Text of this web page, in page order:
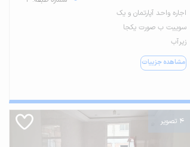
اجاره واحد آپارتمان و یک
سوییت ب صورت یکجا
زیرآب
مشاهده جزییات
4 تصویر